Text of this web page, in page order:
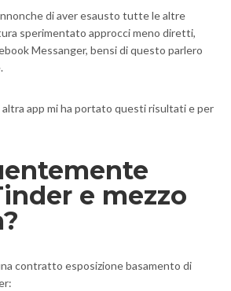
di aver esausto tutte le altre
sperimentato approcci meno diretti,
Messanger, bensi di questo parlero
altra app mi ha portato questi risultati e per
e mezzo
contratto esposizione basamento di